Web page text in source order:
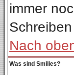
immer
Nach
Was sind Smilies?